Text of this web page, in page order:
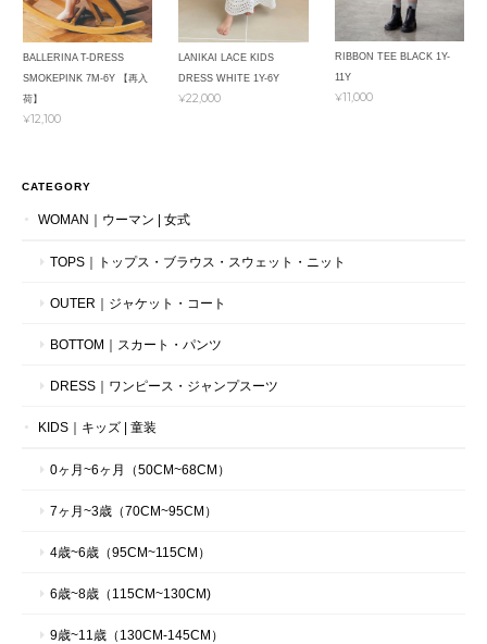
BALLERINA T-DRESS
SMOKEPINK 7M-6Y 【再入
荷】
¥12,100
LANIKAI LACE KIDS
DRESS WHITE 1Y-6Y
¥22,000
RIBBON TEE BLACK 1Y-
11Y
¥11,000
CATEGORY
WOMAN｜ウーマン | 女式
TOPS｜トップス・ブラウス・スウェット・ニット
OUTER｜ジャケット・コート
BOTTOM｜スカート・パンツ
DRESS｜ワンピース・ジャンプスーツ
KIDS｜キッズ | 童装
0ヶ月~6ヶ月（50CM~68CM）
7ヶ月~3歳（70CM~95CM）
4歳~6歳（95CM~115CM）
6歳~8歳（115CM~130CM)
9歳~11歳（130CM-145CM）